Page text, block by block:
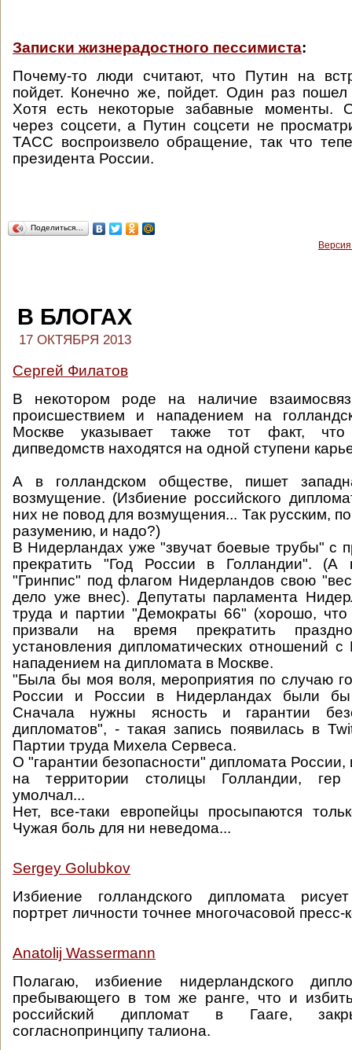
Записки жизнерадостного пессимиста:
Почему-то люди считают, что Путин на
пойдет. Конечно же, пойдет. Один раз
Хотя есть некоторые забавные моменты.
через соцсети, а Путин соцсети не
ТАСС воспроизвело обращение, так что
президента России.
Поделиться…
В БЛОГАХ
17 ОКТЯБРЯ 2013
Сергей Филатов
В некотором роде на наличие
происшествием и нападением на
Москве указывает также тот факт, что
дипведомств находятся на одной ступени
А в голландском обществе, пишет
возмущение. (Избиение российского
них не повод для возмущения... Так русским,
разумению, и надо?)
В Нидерландах уже "звучат боевые трубы" с
прекратить "Год России в Голландии".
"Гринпис" под флагом Нидерландов свою
дело уже внес). Депутаты парламента
труда и партии "Демократы 66" (хорошо,
призвали на время прекратить
установления дипломатических отношений
нападением на дипломата в Москве.
"Была бы моя воля, мероприятия по случаю
России и России в Нидерландах были бы
Сначала нужны ясность и гарантии
дипломатов", - такая запись появилась в
Партии труда Михела Сервеса.
О "гарантии безопасности" дипломата России,
на территории столицы Голландии, гер
умолчал...
Нет, все-таки европейцы просыпаются
Чужая боль для ни неведома...
Sergey Golubkov
Избиение голландского дипломата рисует
портрет личности точнее многочасовой
Anatolij Wassermann
Полагаю, избиение нидерландского
пребывающего в том же ранге, что и
российский дипломат в Гааге,
согласнопринципу талиона.